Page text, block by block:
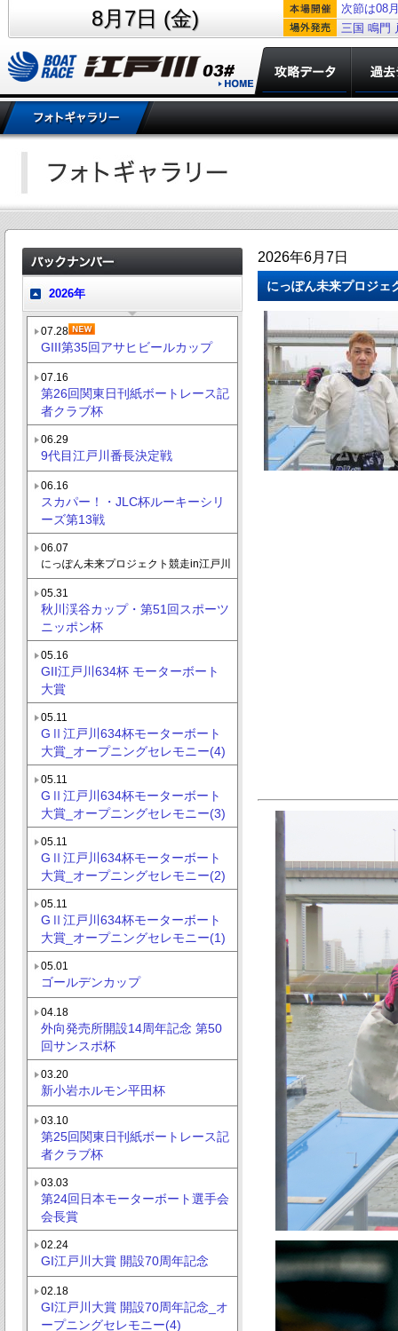
8月7日 (金)
次節は08
三国 鳴門
2026年
07.28
GIII第35回アサヒビールカップ
07.16
第26回関東日刊紙ボートレース記
者クラブ杯
06.29
9代目江戸川番長決定戦
06.16
スカパー！・JLC杯ルーキーシリ
ーズ第13戦
06.07
にっぽん未来プロジェクト競走in江戸川
05.31
秋川渓谷カップ・第51回スポーツ
ニッポン杯
05.16
GII江戸川634杯 モーターボート
大賞
05.11
GⅡ江戸川634杯モーターボート
大賞_オープニングセレモニー(4)
05.11
GⅡ江戸川634杯モーターボート
大賞_オープニングセレモニー(3)
05.11
GⅡ江戸川634杯モーターボート
大賞_オープニングセレモニー(2)
05.11
GⅡ江戸川634杯モーターボート
大賞_オープニングセレモニー(1)
05.01
ゴールデンカップ
04.18
外向発売所開設14周年記念 第50
回サンスポ杯
03.20
新小岩ホルモン平田杯
03.10
第25回関東日刊紙ボートレース記
者クラブ杯
03.03
第24回日本モーターボート選手会
会長賞
02.24
GI江戸川大賞 開設70周年記念
02.18
GI江戸川大賞 開設70周年記念_オ
ープニングセレモニー(4)
2026年6月7日
にっぽん未来プロジェ